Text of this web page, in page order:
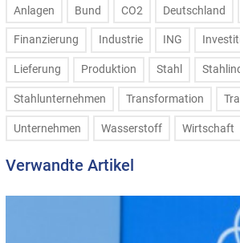
Anlagen Bund CO2 Deutschland
Finanzierung Industrie ING
Lieferung Produktion Stahl
Stahlunternehmen Transformation
Unternehmen Wasserstoff Wirtschaft
Verwandte Artikel